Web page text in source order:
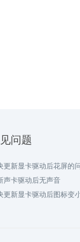
问题
更新显卡驱动后花屏的
声卡驱动后无声音
更新显卡驱动后图标变